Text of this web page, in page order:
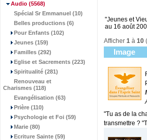
Audio (5568)
Spécial Sr Emmanuel (10)
Belles productions (6)
Pour Enfants (102)
Jeunes (159)
Familles (292)
Eglise et Sacrements (223)
Spiritualité (281)
Renouveau et
Charismes (118)
Evangélisation (63)
Prière (110)
Psychologie et Foi (59)
Marie (80)
Ecriture Sainte (59)
"Jeunes et
au 16 août
Afficher 1 à 10
Image
"Tu as de la
transmettre ?